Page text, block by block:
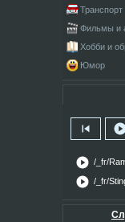
Транспорт
Фильмы и
Хобби и
Юмор
skip_previous
play_circle /_fr/
play_circle /_fr/